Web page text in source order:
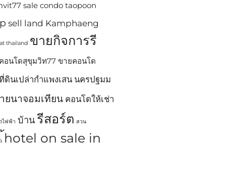
sale condo taopoon
sell land Kamphaeng
thailand ขายกิจการรี
อนโดสุขุมวิท77 ขายคอนโด
ดินเปล่ากำแพงเสน นครปฐมม
ยนาจอมเทียน คอนโดให้เช่า
ไฟฟ้า บ้านรีสอร์ต สวน
้hotel on sale in